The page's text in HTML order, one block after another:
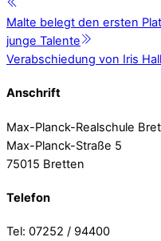
Malte belegt den ersten
junge Talente
Verabschiedung von Iris
Anschrift
Max-Planck-Realschule
Max-Planck-Straße 5
75015 Bretten
Telefon
Tel: 07252 / 94400